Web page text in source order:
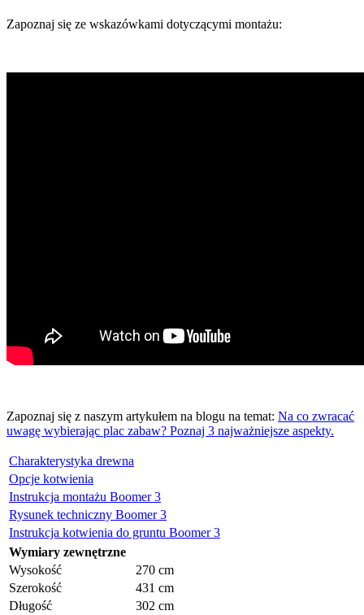
Zapoznaj się ze wskazówkami dotyczącymi montażu:
Zapoznaj się z naszym artykułem na blogu na temat: Na co zwracać
uwagę wybierając plac zabaw? Poznaj 3 najważniejsze aspekty.
Charakterystyka drewna
Opcje kotwienia
Instrukcja montażu Boomer 3
Rysunek techniczny Boomer 3
Instrukcja kotwienia do gruntu Boomer 3
Wymiary zewnętrzne
Wysokość
270 cm
Szerokość
431 cm
Długość
302 cm